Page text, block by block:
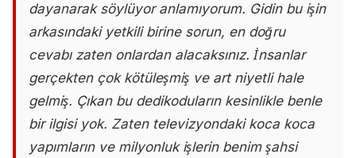
dayanarak söylüyor anlamıyorum. Gidin bu işin
arkasındaki yetkili birine sorun, en doğru
cevabı zaten onlardan alacaksınız. İnsanlar
gerçekten çok kötüleşmiş ve art niyetli hale
gelmiş. Çıkan bu dedikoduların kesinlikle benle
bir ilgisi yok. Zaten televizyondaki koca koca
yapımların ve milyonluk işlerin benim şahsi